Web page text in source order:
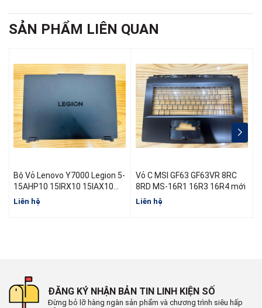
SẢN PHẨM LIÊN QUAN
Bộ Vỏ Lenovo Y7000 Legion 5-
15AHP10 15IRX10 15IAX10
R7000 Y7000 Đời 2025
Liên hệ
Vỏ C MSI GF63 GF63VR 8RC
8RD MS-16R1 16R3 16R4 mới
Liên hệ
ĐĂNG KÝ NHẬN BẢN TIN LINH KIỆN SỐ
Đừng bỏ lỡ hàng ngàn sản phẩm và chương trình siêu hấp